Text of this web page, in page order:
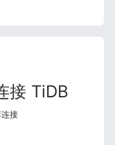
接 TiDB
接